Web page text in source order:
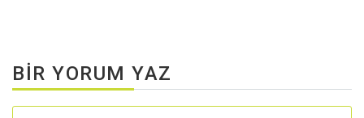
BIR YORUM YAZ